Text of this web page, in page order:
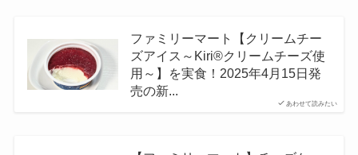
あわせて読みたい
ファミリーマート【クリームチー
ズアイス～Kiri®クリームチーズ使
用～】を実食！2025年4月15日発
売の新...